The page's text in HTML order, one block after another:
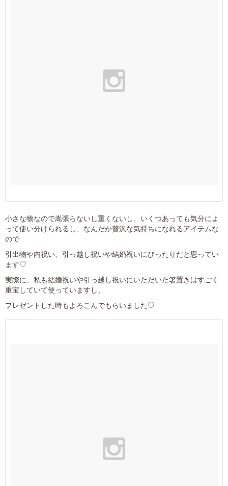
小さな物なので嵩張らないし重くないし、いくつあっても気分によ
って使い分けられるし、なんだか贅沢な気持ちになれるアイテムな
ので
引出物や内祝い、引っ越し祝いや結婚祝いにぴったりだと思ってい
ます♡
実際に、私も結婚祝いや引っ越し祝いにいただいた箸置きはすごく
重宝していて使っていますし、
プレゼントした時もよろこんでもらいました♡